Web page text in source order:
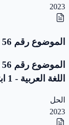
2023
الموضوع رقم 56
اللغة العربية - 1 ابتدائي
الحل
2023